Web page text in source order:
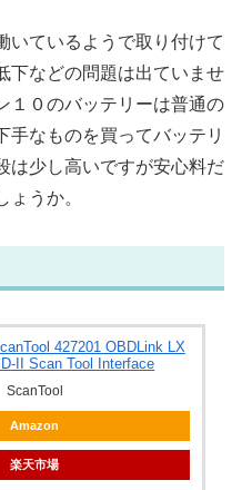
いているようで取り付けて
下などの問題は出ていませ
１０のバッテリーは普通の
手なものを買ってバッテリ
は少し高いですが安心料だ
うか。
427201 OBDLink LX
II Scan Tool Interface
ScanTool
Amazon
楽天市場